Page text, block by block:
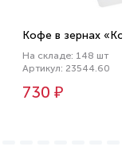
Кофе в зернах
На складе: 148 шт
Артикул: 23544.60
730 ₽